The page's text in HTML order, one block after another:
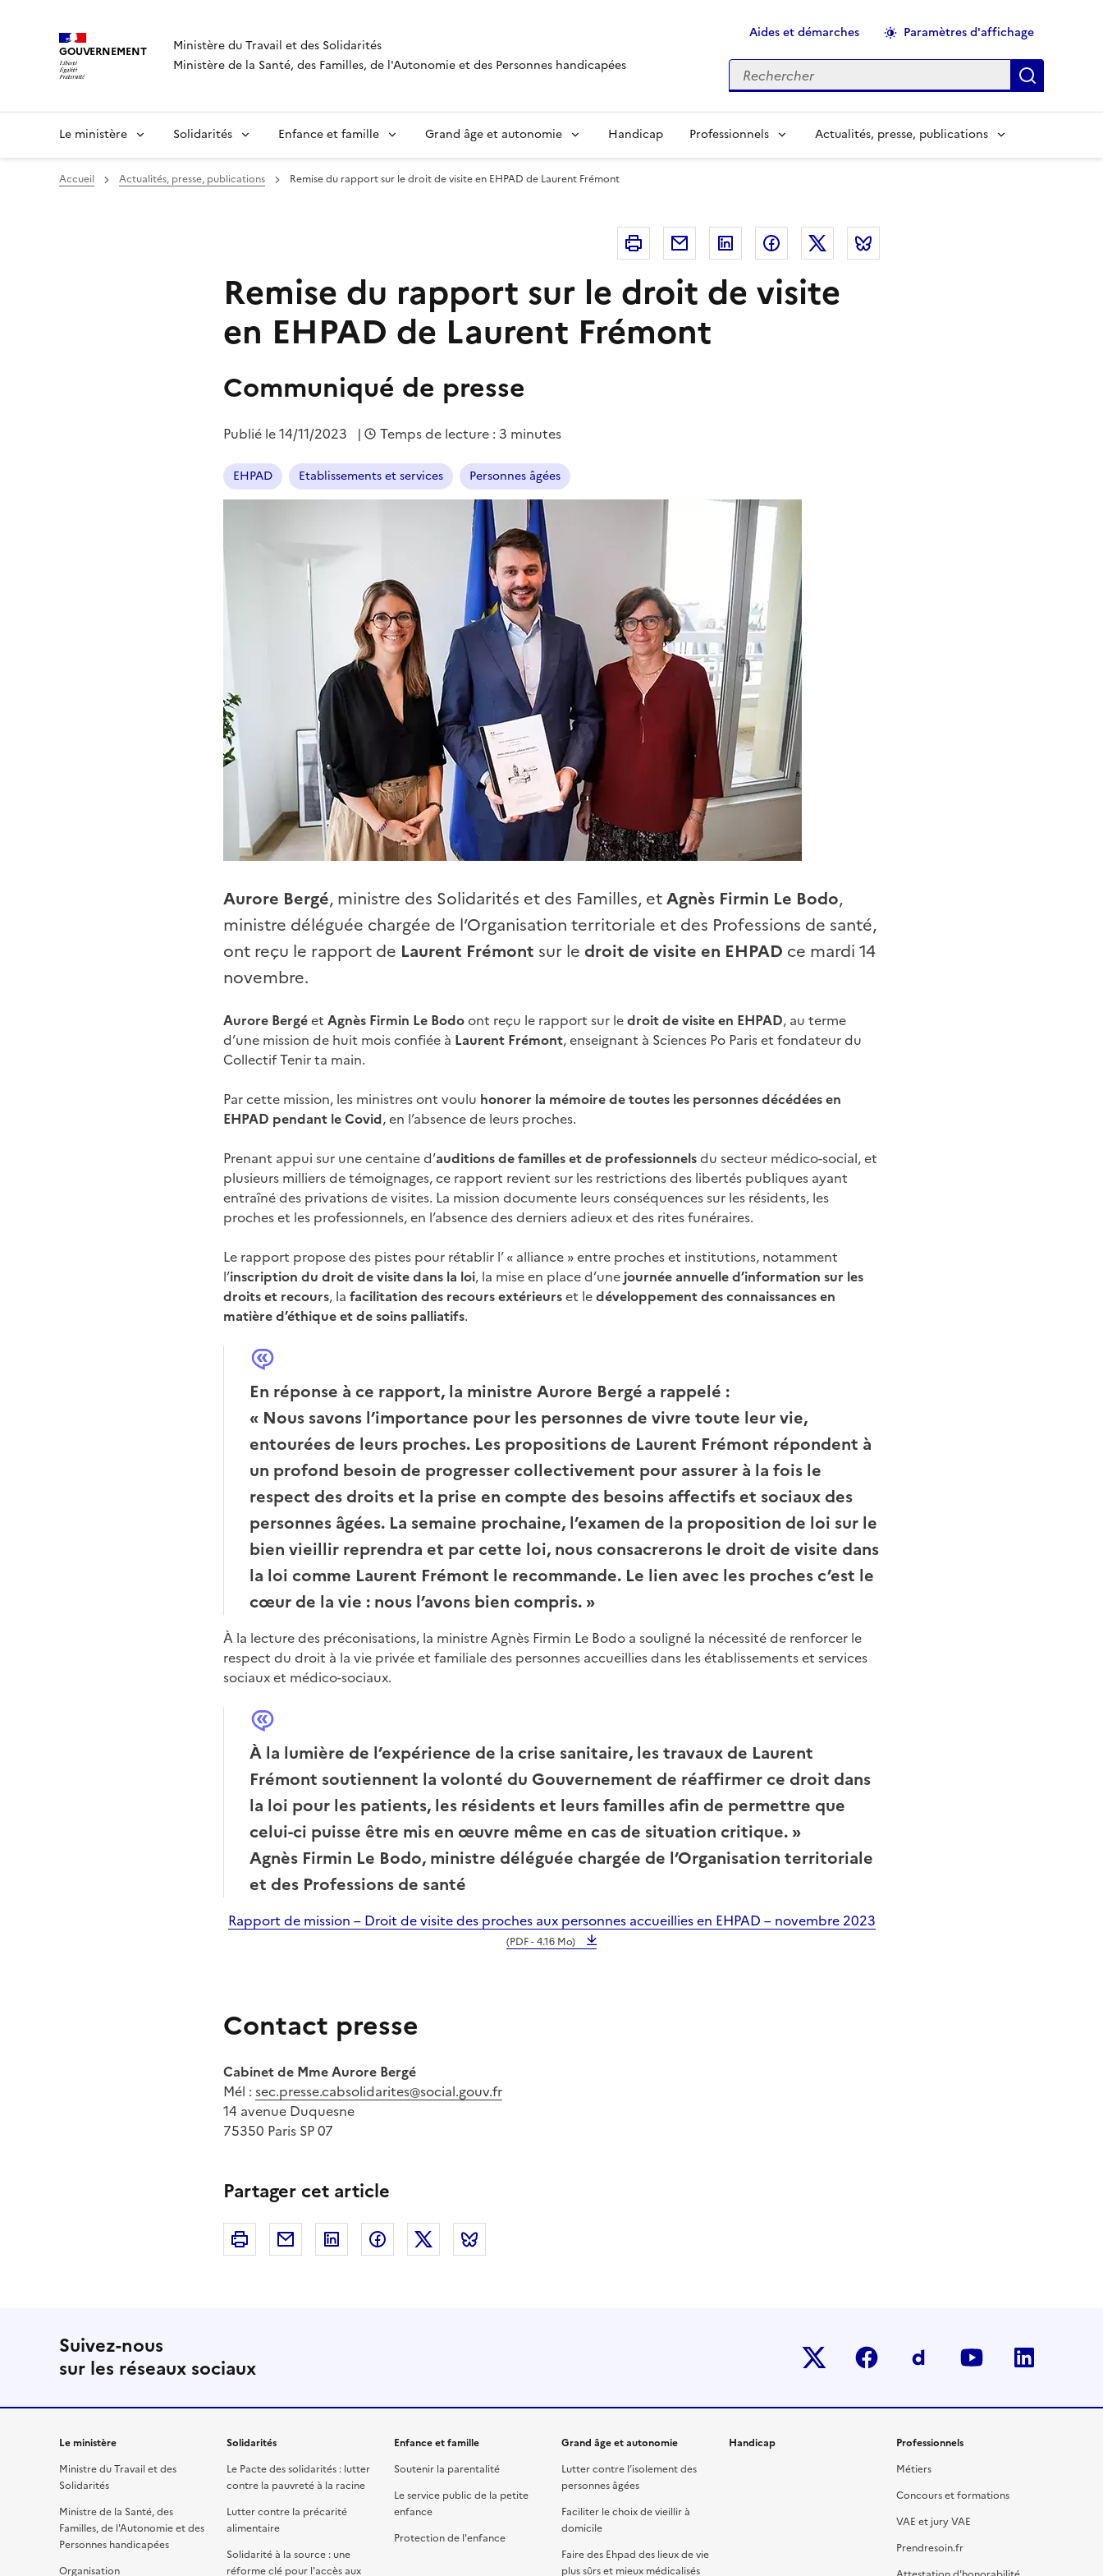
GOUVERNEMENT
Ministère du Travail et des Solidarités
Ministère de la Santé, des Familles, de l'Autonomie et des Personnes handicapées
Aides et démarches Paramètres d'affichage
Rechercher
Le ministère Solidarités Enfance et famille Grand âge et autonomie Handicap Professionnels Actualités, presse, publications
Accueil Actualités, presse, publications Remise du rapport sur le droit de visite en EHPAD de Laurent Frémont
Imprimer Courriel Linkedin FacebookTwitter
Remise du rapport sur le droit de visite
en EHPAD de Laurent Frémont
Communiqué de presse
Publié le14/11/2023 | Temps de lecture : 3 minutes
EHPAD Etablissements et services Personnes âgées
Aurore Bergé, ministre des Solidarités et des Familles, etAgnès Firmin Le Bodo,
ministre déléguée chargée de l’Organisation territoriale et des Professions de santé,
ont reçu le rapport de Laurent Frémont sur le droit de visite en EHPAD ce mardi 14
novembre.
Aurore Bergéet Agnès Firmin Le Bodoont reçu le rapport sur ledroit de visite en EHPAD, au terme
d’une mission de huit mois confiée à Laurent Frémont, enseignant à Sciences Po Paris et fondateur du
Collectif Tenir ta main.
Par cette mission, les ministres ont voulu honorer la mémoire de toutes les personnes décédées en
EHPAD pendant le Covid, en l’absence de leurs proches.
Prenant appui sur une centaine d’auditionsde familles et de professionnelsdu secteur médico-social, et
plusieurs milliers de témoignages, ce rapport revient sur les restrictions des libertés publiques ayant
entraîné des privations de visites. La mission documente leurs conséquences sur les résidents, les
proches et les professionnels, en l’absence des derniers adieux et des rites funéraires.
Le rapport propose des pistes pour rétablir l’ « alliance » entre proches et institutions, notamment
l’inscription du droit de visite dans la loi, la mise en place d’une journée annuelle d’information sur les
droits et recours, la facilitation des recours extérieurset ledéveloppement des connaissances en
matière d’éthique et de soins palliatifs.
En réponse à ce rapport, la ministre Aurore Bergé a rappelé :
« Nous savons l’importance pour les personnes de vivre toute leur vie,
entourées de leurs proches. Les propositions de Laurent Frémont répondent à
un profond besoin de progresser collectivement pour assurer à la fois le
respect des droits et la prise en compte des besoins affectifs et sociaux des
personnes âgées. La semaine prochaine, l’examen de la proposition de loi sur le
bien vieillir reprendra et par cette loi, nous consacrerons le droit de visite dans
la loi comme Laurent Frémont le recommande. Le lien avec les proches c’est le
cœur de la vie : nous l’avons bien compris. »
À la lecture des préconisations, la ministre Agnès Firmin Le Bodo a souligné la nécessité de renforcer le
respect du droit à la vie privée et familiale des personnes accueillies dans les établissements et services
sociaux et médico-sociaux.
À la lumière de l’expérience de la crise sanitaire, les travaux de Laurent
Frémont soutiennent la volonté du Gouvernement de réaffirmer ce droit dans
la loi pour les patients, les résidents et leurs familles afin de permettre que
celui-ci puisse être mis en œuvre même en cas de situation critique. »
Agnès Firmin Le Bodo, ministre déléguée chargée de l’Organisation territoriale
et des Professions de santé
Rapport de mission – Droit de visite des proches aux personnes accueillies en EHPAD – novembre 2023
(PDF - 4.16 Mo)
Contact presse
Cabinet de Mme Aurore Bergé
Mél : sec.presse.cabsolidarites@social.gouv.fr
14 avenue Duquesne
75350 Paris SP 07
Partager cet article
Imprimer Courriel Linkedin FacebookTwitter
Suivez-nous
sur les réseaux sociaux
Twitter-x facebook Dailymotion
youtube
Le ministère
Ministre du Travail et des
Solidarités
Ministre de la Santé, des
Familles, de l'Autonomie et des
Personnes handicapées
Organisation
Solidarités
Le Pacte des solidarités : lutter
contre la pauvreté à la racine
Lutter contre la précarité
alimentaire
Solidarité à la source : une
réforme clé pour l'accès aux
Enfance et famille
Soutenir la parentalité
Le service public de la petite
enfance
Protection de l'enfance
Grand âge et autonomie
Lutter contre l’isolement des
personnes âgées
Faciliter le choix de vieillir à
domicile
Faire des Ehpad des lieux de vie
plus sûrs et mieux médicalisés
Handicap
Professionnels
Métiers
Concours et formations
VAE et jury VAE
Prendresoin.fr